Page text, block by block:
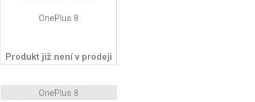
OnePlus 8
Produkt již není v prodeji
OnePlus 8